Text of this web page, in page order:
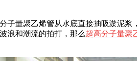
聚乙烯管从水底直接抽吸淤泥浆
浪和潮流的拍打，那么超高分子量聚